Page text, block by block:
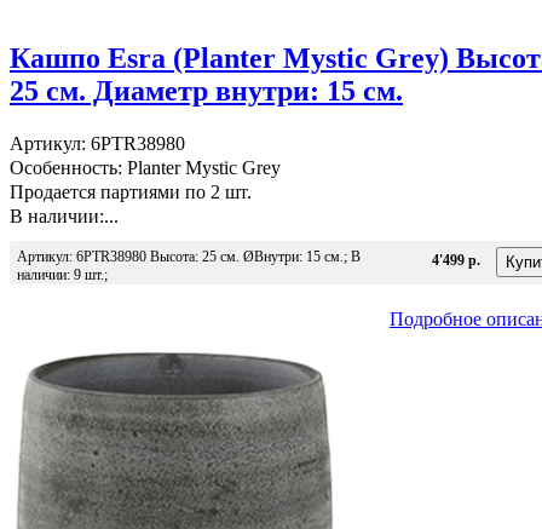
Кашпо Esra (Planter Mystic Grey)
25 см. Диаметр внутри: 15 см.
Артикул: 6PTR38980
Особенность: Planter Mystic Grey
Продается партиями по 2 шт.
В наличии:...
Артикул: 6PTR38980 Высота: 25 см. ØВнутри: 15 см.; В
наличии: 9 шт.;
4'499 р.
Подробное